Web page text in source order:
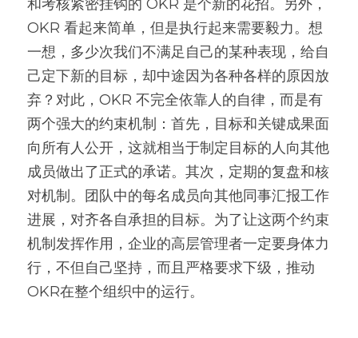
和考核紧密挂钩的 OKR 是个新的花招。另外，
OKR 看起来简单，但是执行起来需要毅力。想
一想，多少次我们不满足自己的某种表现，给自
己定下新的目标，却中途因为各种各样的原因放
弃？对此，OKR 不完全依靠人的自律，而是有
两个强大的约束机制：首先，目标和关键成果面
向所有人公开，这就相当于制定目标的人向其他
成员做出了正式的承诺。其次，定期的复盘和核
对机制。团队中的每名成员向其他同事汇报工作
进展，对齐各自承担的目标。为了让这两个约束
机制发挥作用，企业的高层管理者一定要身体力
行，不但自己坚持，而且严格要求下级，推动
OKR在整个组织中的运行。